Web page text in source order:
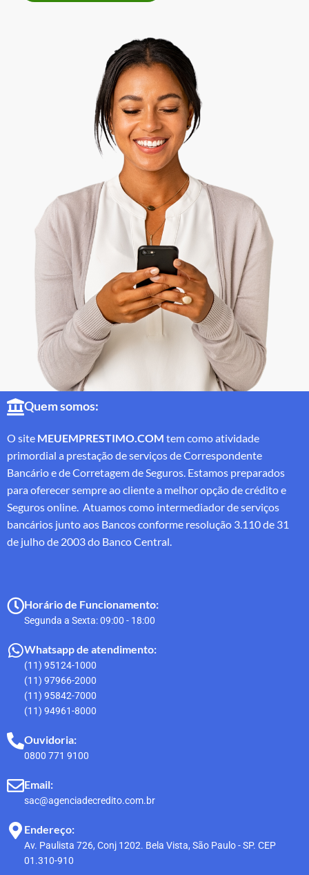
Quem somos:
O site MEUEMPRESTIMO.COM tem como atividade
primordial a prestação de serviços de Correspondente
Bancário e de Corretagem de Seguros. Estamos preparados
para oferecer sempre ao cliente a melhor opção de crédito e
Seguros online. Atuamos como intermediador de serviços
bancários junto aos Bancos conforme resolução 3.110 de 31
de julho de 2003 do Banco Central.
Horário de Funcionamento:
Segunda a Sexta: 09:00 - 18:00
Whatsapp de atendimento:
(11) 95124-1000
(11) 97966-2000
(11) 95842-7000
(11) 94961-8000
Ouvidoria:
0800 771 9100
Email:
sac@agenciadecredito.com.br
Endereço:
Av. Paulista 726, Conj 1202. Bela Vista, São Paulo - SP. CEP
01.310-910